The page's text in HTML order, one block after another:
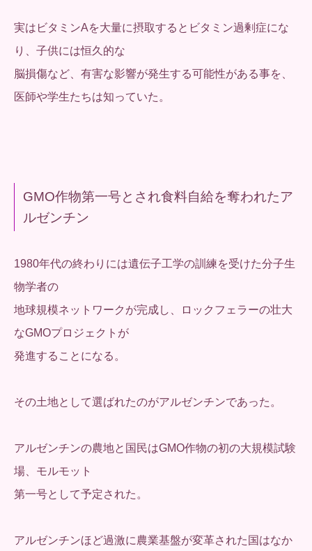
実はビタミンAを大量に摂取するとビタミン過剰症にな
り、子供には恒久的な
脳損傷など、有害な影響が発生する可能性がある事を、
医師や学生たちは知っていた。
GMO作物第一号とされ食料自給を奪われたア
ルゼンチン
1980年代の終わりには遺伝子工学の訓練を受けた分子生
物学者の
地球規模ネットワークが完成し、ロックフェラーの壮大
なGMOプロジェクトが
発進することになる。
その土地として選ばれたのがアルゼンチンであった。
アルゼンチンの農地と国民はGMO作物の初の大規模試験
場、モルモット
第一号として予定された。
アルゼンチンほど過激に農業基盤が変革された国はなか